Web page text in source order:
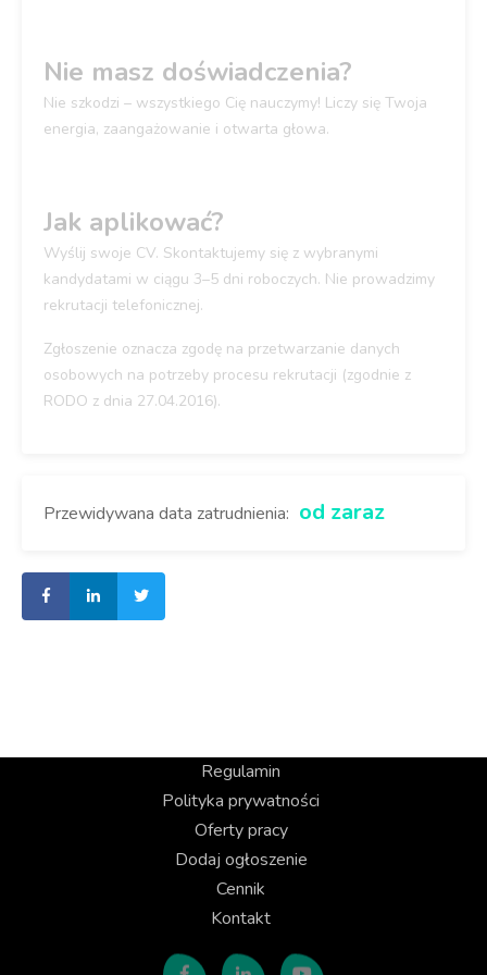
Nie masz doświadczenia?
Nie szkodzi – wszystkiego Cię nauczymy! Liczy się Twoja
energia, zaangażowanie i otwarta głowa.
Jak aplikować?
Wyślij swoje CV. Skontaktujemy się z wybranymi
kandydatami w ciągu 3–5 dni roboczych. Nie prowadzimy
rekrutacji telefonicznej.
Zgłoszenie oznacza zgodę na przetwarzanie danych
osobowych na potrzeby procesu rekrutacji (zgodnie z
RODO z dnia 27.04.2016).
Przewidywana data zatrudnienia: od zaraz
Regulamin
Polityka prywatności
Oferty pracy
Dodaj ogłoszenie
Cennik
Kontakt